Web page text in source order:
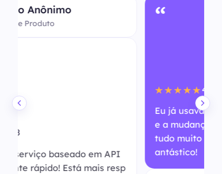
“
Eu já usava seu serviço há um tempo,
e a mudança para links de API deixou
tudo muito mais fácil. Melhoramento f
antástico!